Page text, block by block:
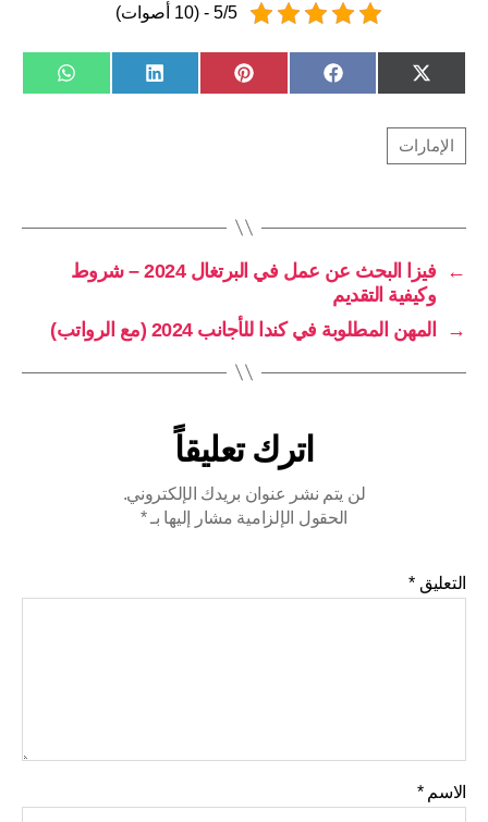
5/5 - (10 أصوات)
SHARE
ON
X
(
W
T
)
SHARE
ON
F
A
SHARE
ON
P
I
SHARE
ON
L
I
SHARE
ON
W
H
←
فيزا البحث عن عمل في البرتغال 2024 – شروط
وكيفية التقديم
→
المهن المطلوبة في كندا للأجانب 2024 (مع الرواتب)
اترك تعليقاً
لن يتم نشر عنوان بريدك الإلكتروني.
الحقول الإلزامية مشار إليها بـ*
التعليق *
الاسم*